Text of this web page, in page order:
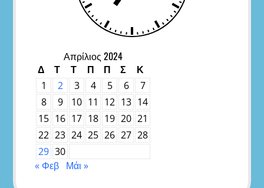
Απρίλιος 2024
Δ Τ Τ Π Π Σ
Κ
1
2 3 4 5 6
7
8
9 10 11 12 13 14
15 16 17 18 19 20 21
22 23 24 25 26 27 28
29 30
« Φεβ Μάι »